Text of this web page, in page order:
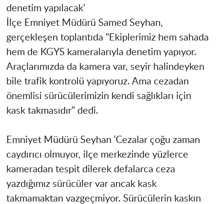
denetim yapılacak'
İlçe Emniyet Müdürü Samed Seyhan,
gerçekleşen toplantıda "Ekiplerimiz hem sahada
hem de KGYS kameralarıyla denetim yapıyor.
Araçlarımızda da kamera var, seyir halindeyken
bile trafik kontrolü yapıyoruz. Ama cezadan
önemlisi sürücülerimizin kendi sağlıkları için
kask takmasıdır" dedi.
Emniyet Müdürü Seyhan ‘Cezalar çoğu zaman
caydırıcı olmuyor, ilçe merkezinde yüzlerce
kameradan tespit dilerek defalarca ceza
yazdığımız sürücüler var ancak kask
takmamaktan vazgeçmiyor. Sürücülerin kaskın